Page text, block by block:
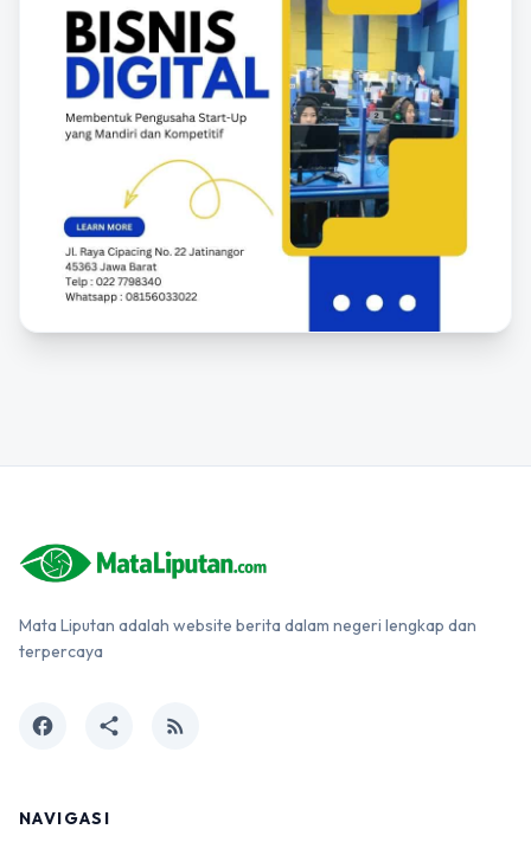
Mata Liputan adalah website berita dalam negeri lengkap dan
terpercaya
facebook share rss_feed
NAVIGASI